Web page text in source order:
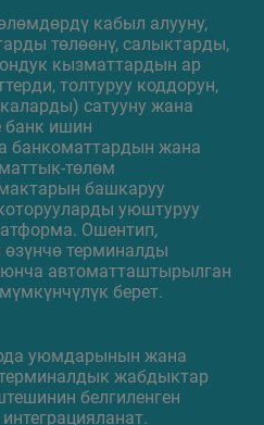
кабыл алууну,
төлөөнү, салыктарды,
кызматтардын ар
толтуруу коддорун,
сатууну жана
банк ишин
банкоматтардын жана
төлөм
башкаруу
уюштуруу
Ошентип,
өзүнчө терминалды
автоматташтырылган
берет.
уюмдарынын жана
жабдыктар
белгиленген